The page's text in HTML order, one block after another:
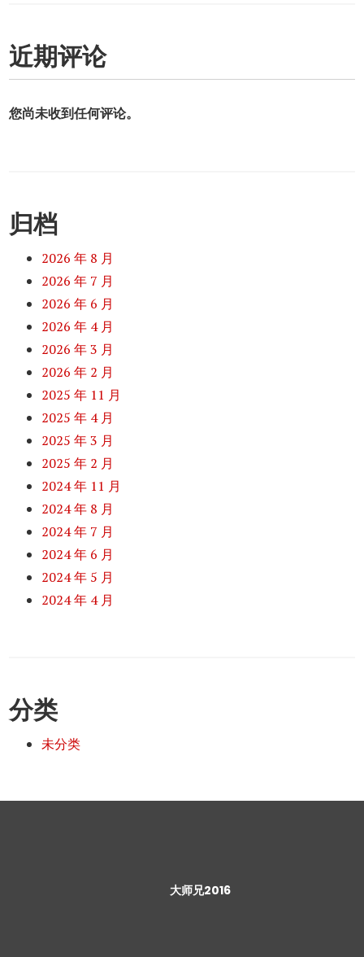
近期评论
您尚未收到任何评论。
归档
2026 年 8 月
2026 年 7 月
2026 年 6 月
2026 年 4 月
2026 年 3 月
2026 年 2 月
2025 年 11 月
2025 年 4 月
2025 年 3 月
2025 年 2 月
2024 年 11 月
2024 年 8 月
2024 年 7 月
2024 年 6 月
2024 年 5 月
2024 年 4 月
分类
未分类
大师兄2016